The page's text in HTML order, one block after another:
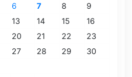
6 7 8
9
13 14 15
16
20 21 22
23
27 28 29
30